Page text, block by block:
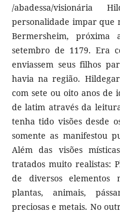
/abadessa/visionária
personalidade impar que
Bermersheim,
setembro de 1179. Era
enviassem seus filhos
havia na região.
com sete ou oito anos de
de latim através da
tenha tido visões desde
somente as manifestou
Além das visões
tratados muito realistas:
de diversos elementos
plantas, animais,
preciosas e metais. No